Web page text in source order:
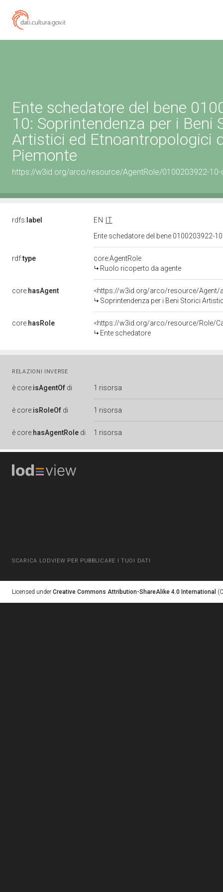
Ente schedatore del bene
10: Soprintendenza per i Beni
Artistici ed Etnoantropologici
Piemonte
https://w3id.org/arco/resource/AgentRole/0100203922-
rdfs: label EN
IT
Ente schedatore del bene 0100203922-
rdf:type
core:AgentRole
Ruolo ricoperto da agente
core:hasAgent
<https://w3id.org/arco/resource/Agent/
Soprintendenza per i Beni Storici
core:hasRole
<https://w3id.org/arco/resource/Role/
Ente schedatore
RELAZIONI INVERSE
è core:isAgentOf di 1 risorsa
è core:isRoleOf di 1 risorsa
è core:hasAgentRole di 1 risorsa
SCARICA LODVIEW PER PUBBLICARE I TUOI DATI
Licensed under Creative Commons Attribution-ShareAlike 4.0 International